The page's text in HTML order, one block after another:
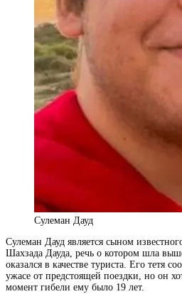
Сулеман Дауд
Сулеман Дауд является сыном
Шахзада Дауда, речь о котором шла
оказался в качестве туриста. Его тетя
ужасе от предстоящей поездки, но он
момент гибели ему было 19 лет.